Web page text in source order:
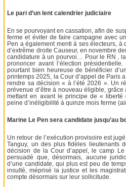
Le pari d’un lent calendrier judiciaire
En se pourvoyant en cassation, afin de
ferme et éviter de faire campagne avec
Pen a également menti à ses électeurs,
d’extrême droite Causeur, en novembre
candidature à un pourvoi… Pour le RN ,
prononcer avant l’élection
pourtant bien heureuse de bénéficier
printemps 2025, la Cour d’appel de Paris
rendre sa décision « à l’été 2026 ». Un
prévenue d’être à nouveau éligible,
mettant en avant le principe de «
peine d’inéligibilité à quinze mois ferme
Marine Le Pen sera candidate jusqu’au
Un retour de l’exécution provisoire est
Tanguy, un des plus fidèles lieutenants
décision de la Cour d’appel, le camp
persuadé que, désormais, aucune
d’une candidate, qui plus est peu de
insulté, méprisé la justice et les
compte désormais sur leur sollicitude.